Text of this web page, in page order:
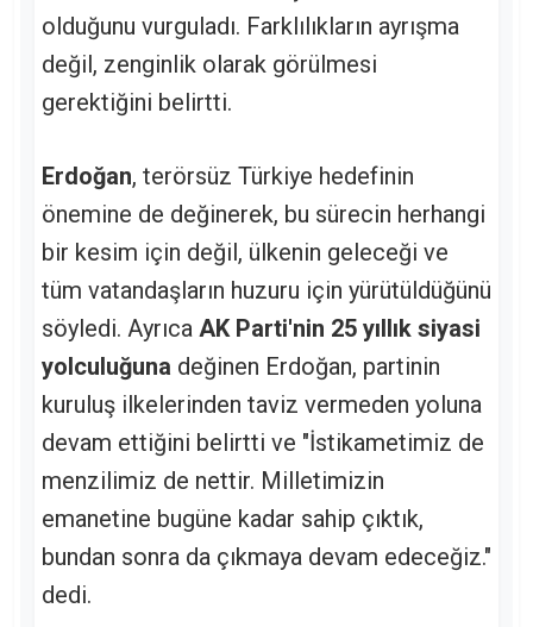
olduğunu vurguladı. Farklılıkların ayrışma
değil, zenginlik olarak görülmesi
gerektiğini belirtti.
Erdoğan, terörsüz Türkiye hedefinin
önemine de değinerek, bu sürecin herhangi
bir kesim için değil, ülkenin geleceği ve
tüm vatandaşların huzuru için yürütüldüğünü
söyledi. Ayrıca AK Parti'nin 25 yıllık siyasi
yolculuğuna değinen Erdoğan, partinin
kuruluş ilkelerinden taviz vermeden yoluna
devam ettiğini belirtti ve "İstikametimiz de
menzilimiz de nettir. Milletimizin
emanetine bugüne kadar sahip çıktık,
bundan sonra da çıkmaya devam edeceğiz."
dedi.